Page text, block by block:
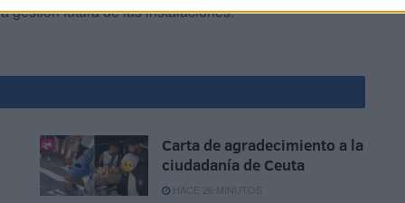
gestión futura de las instalaciones.
Carta de agradecimiento a la
ciudadanía de Ceuta
HACE 26 MINUTOS